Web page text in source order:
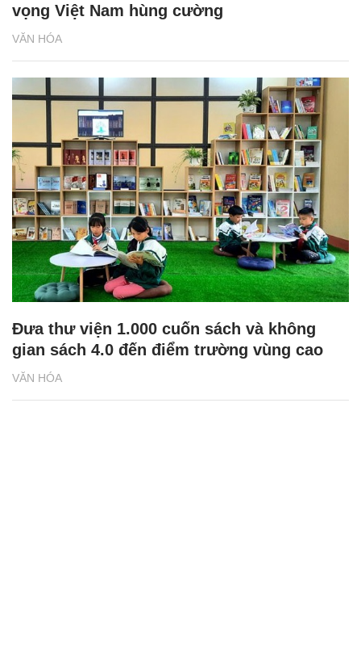
VĂN HÓA
vọng Việt Nam hùng cường
VĂN HÓA
Đưa thư viện 1.000 cuốn sách và không
gian sách 4.0 đến điểm trường vùng cao